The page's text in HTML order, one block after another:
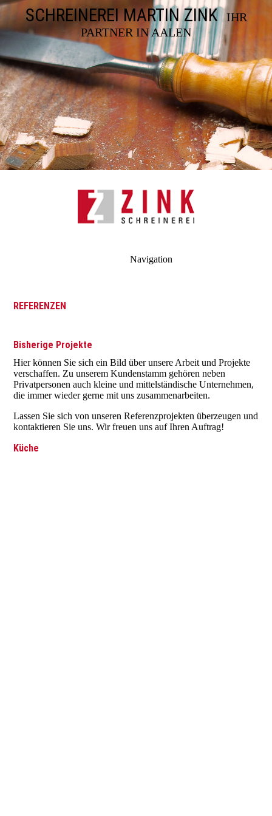
SCHREINEREI MARTIN ZINKIHR
PARTNER IN AALEN
Navigation
REFERENZEN
Bisherige Projekte
Hier können Sie sich ein Bild über unsere Arbeit und Projekte
verschaffen. Zu unserem Kundenstamm gehören neben
Privatpersonen auch kleine und mittelständische Unternehmen,
die immer wieder gerne mit uns zusammenarbeiten.
Lassen Sie sich von unseren Referenzprojekten überzeugen und
kontaktieren Sie uns. Wir freuen uns auf Ihren Auftrag!
Küche